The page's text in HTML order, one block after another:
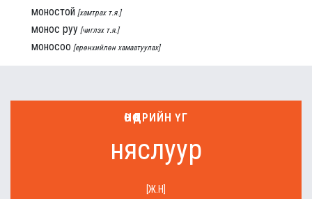
моностой [хамтрах т.я.]
монос руу [чиглэх т.я.]
моносоо [ерөнхийлөн хамаатуулах]
ӨНӨӨДРИЙН ҮГ
няслуур
[Ж.Н]